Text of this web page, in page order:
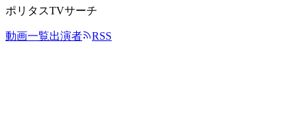
ポリタスTVサーチ
動画一覧出演者 RSS